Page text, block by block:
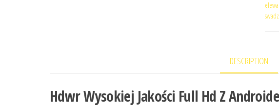
DESCRIPTION
Hdwr Wysokiej Jakości Full Hd Z